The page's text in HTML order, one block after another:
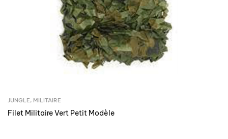
JUNGLE, MILITAIRE
Filet Militaire Vert Petit Modèle